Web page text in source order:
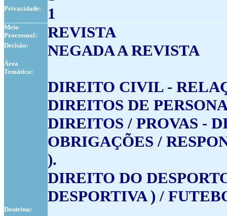
Privacidade: 1
Meio
Processual:
REVISTA
Decisão: NEGADA A REVISTA
Área
Temática:
DIREITO CIVIL -
DIREITOS DE
DIREITOS / PROVAS -
OBRIGAÇÕES /
).
DIREITO DO
DESPORTIVA ) /
Doutrina: